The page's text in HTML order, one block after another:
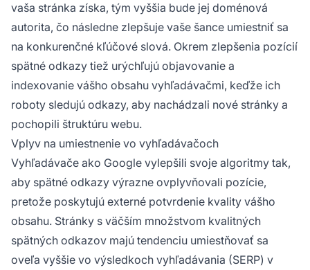
vaša stránka získa, tým vyššia bude jej doménová
autorita, čo následne zlepšuje vaše šance umiestniť sa
na konkurenčné kľúčové slová. Okrem zlepšenia pozícií
spätné odkazy tiež urýchľujú objavovanie a
indexovanie vášho obsahu vyhľadávačmi, keďže ich
roboty sledujú odkazy, aby nachádzali nové stránky a
pochopili štruktúru webu.
Vplyv na umiestnenie vo vyhľadávačoch
Vyhľadávače ako Google vylepšili svoje algoritmy tak,
aby spätné odkazy výrazne ovplyvňovali pozície,
pretože poskytujú externé potvrdenie kvality vášho
obsahu. Stránky s väčším množstvom kvalitných
spätných odkazov majú tendenciu umiestňovať sa
oveľa vyššie vo výsledkoch vyhľadávania (SERP) v